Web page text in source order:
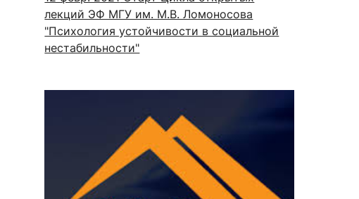
лекций ЭФ МГУ им. М.В. Ломоносова
"Психология устойчивости в социальной
нестабильности"